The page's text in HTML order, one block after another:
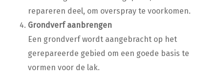
repareren deel, om overspray te voorkomen.
Grondverf aanbrengen
Een grondverf wordt aangebracht op het
gerepareerde gebied om een goede basis te
vormen voor de lak.